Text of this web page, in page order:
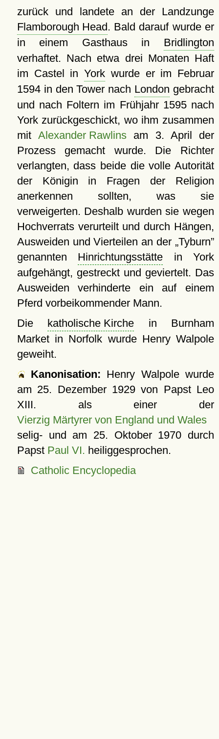
zurück und landete an der Landzunge
Flamborough Head. Bald darauf wurde er
in einem Gasthaus in Bridlington
verhaftet. Nach etwa drei Monaten Haft
im Castel inYork wurde er im Februar
1594 in den Tower nach London gebracht
und nach Foltern im Frühjahr 1595 nach
York zurückgeschickt, wo ihm zusammen
mitAlexander Rawlins am 3. April der
Prozess gemacht wurde. Die Richter
verlangten, dass beide die volle Autorität
der Königin in Fragen der Religion
anerkennen sollten, was sie
verweigerten. Deshalb wurden sie wegen
Hochverrats verurteilt und durch Hängen,
Ausweiden und Vierteilen an der Tyburn
genannten Hinrichtungsstätte in York
aufgehängt, gestreckt und geviertelt. Das
Ausweiden verhinderte ein auf einem
Pferd vorbeikommender Mann.
Die katholische Kirche in Burnham
Market in Norfolk wurde Henry Walpole
geweiht.
Kanonisation: Henry Walpole wurde
am 25. Dezember 1929von Papst Leo
XIII. als einer der
Vierzig Märtyrer von England und Wales
selig- und am 25. Oktober 1970 durch
Papst Paul VI. heiliggesprochen.
Catholic Encyclopedia